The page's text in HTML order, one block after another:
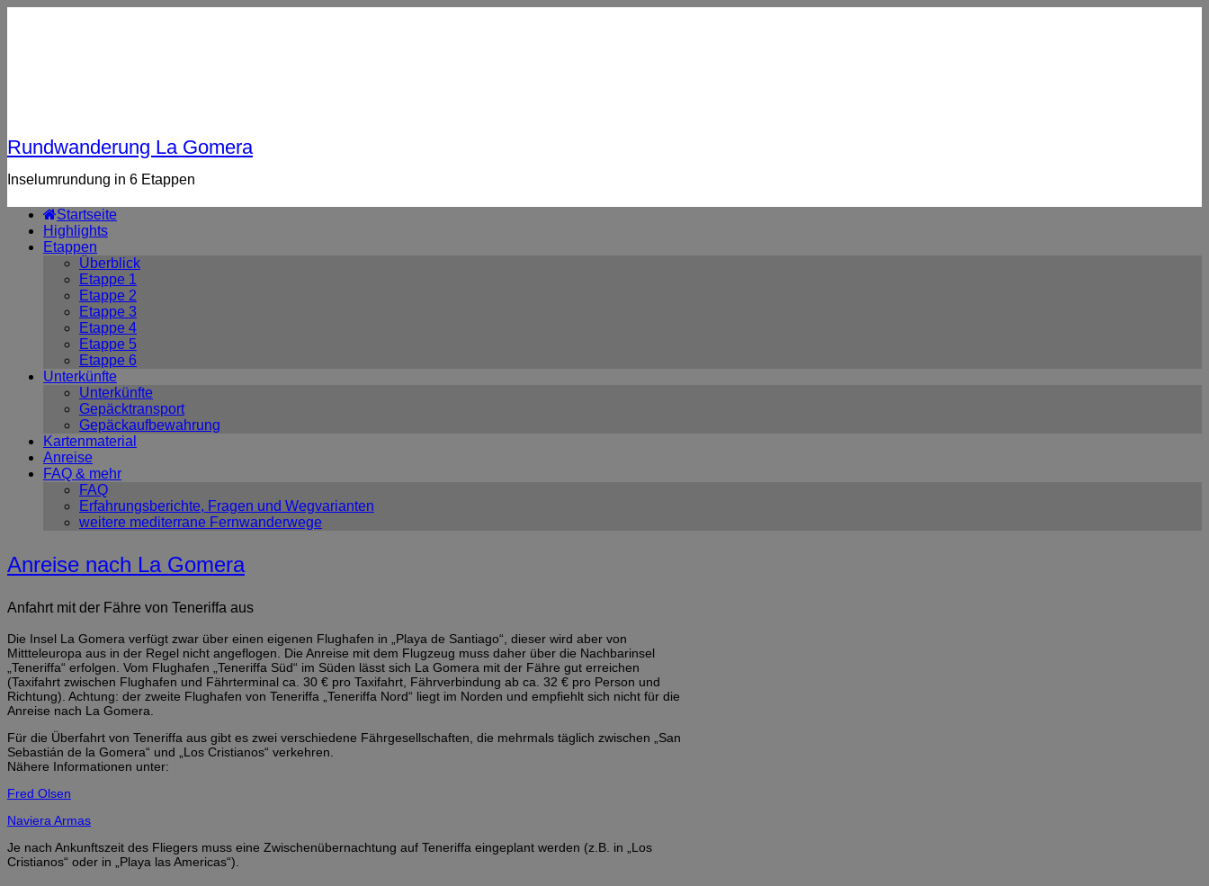
Rundwanderung La Gomera
Inselumrundung in 6 Etappen
Startseite
Highlights
Etappen
Überblick
Etappe 1
Etappe 2
Etappe 3
Etappe 4
Etappe 5
Etappe 6
Unterkünfte
Unterkünfte
Gepäcktransport
Gepäckaufbewahrung
Kartenmaterial
Anreise
FAQ & mehr
FAQ
Erfahrungsberichte, Fragen und Wegvarianten
weitere mediterrane Fernwanderwege
Anreise nach La Gomera
Anfahrt mit der Fähre von Teneriffa aus
Die Insel La Gomera verfügt zwar über einen eigenen Flughafen in „Playa de Santiago“, dieser wird aber von
Mittteleuropa aus in der Regel nicht angeflogen. Die Anreise mit dem Flugzeug muss daher über die Nachbarinsel
„Teneriffa“ erfolgen. Vom Flughafen „Teneriffa Süd“ im Süden lässt sich La Gomera mit der Fähre gut erreichen
(Taxifahrt zwischen Flughafen und Fährterminal ca. 30 € pro Taxifahrt, Fährverbindung ab ca. 32 € pro Person und
Richtung). Achtung: der zweite Flughafen von Teneriffa „Teneriffa Nord“ liegt im Norden und empfiehlt sich nicht für die
Anreise nach La Gomera.
Für die Überfahrt von Teneriffa aus gibt es zwei verschiedene Fährgesellschaften, die mehrmals täglich zwischen „San
Sebastián de la Gomera“ und „Los Cristianos“ verkehren.
Nähere Informationen unter:
Fred Olsen
Naviera Armas
Je nach Ankunftszeit des Fliegers muss eine Zwischenübernachtung auf Teneriffa eingeplant werden (z.B. in „Los
Cristianos“ oder in „Playa las Americas“).